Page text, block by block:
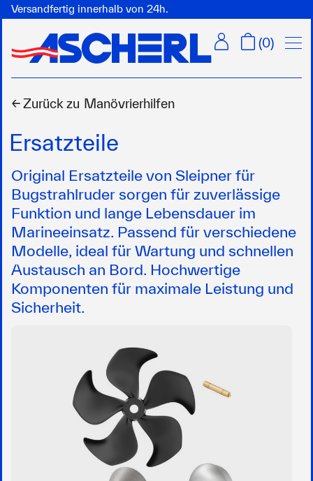
Versandfertig innerhalb von 24h.
(0)
← Zurück zu Manövrierhilfen
Ersatzteile
Original Ersatzteile von Sleipner für
Bugstrahlruder sorgen für zuverlässige
Funktion und lange Lebensdauer im
Marineeinsatz. Passend für verschiedene
Modelle, ideal für Wartung und schnellen
Austausch an Bord. Hochwertige
Komponenten für maximale Leistung und
Sicherheit.